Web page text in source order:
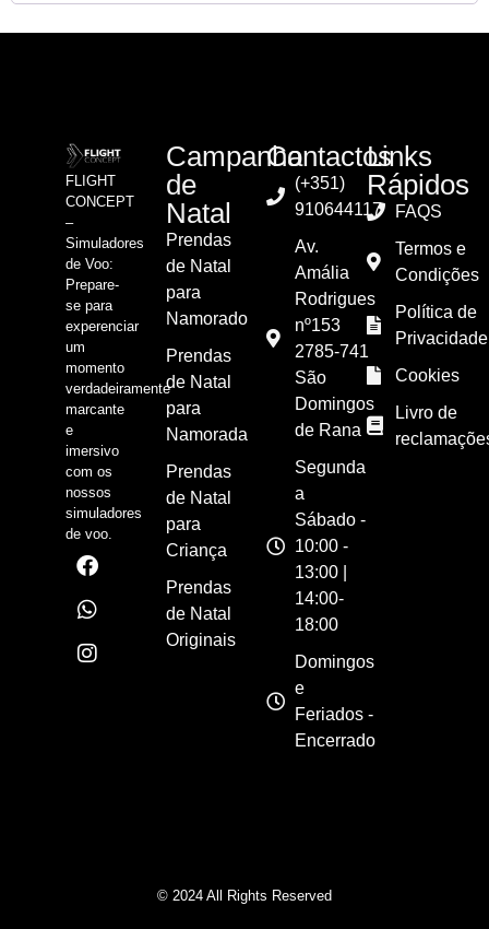
FLIGHT
CONCEPT
–
Simuladores
de Voo:
Prepare-
se para
experenciar
um
momento
verdadeiramente
marcante
e
imersivo
com os
nossos
simuladores
de voo.
Campanha
de
Natal
Prendas
de Natal
para
Namorado
Prendas
de Natal
para
Namorada
Prendas
de Natal
para
Criança
Prendas
de Natal
Originais
Contactos
(+351)
910644117
Av.
Amália
Rodrigues
nº153
2785-741
São
Domingos
de Rana
Segunda
a
Sábado -
10:00 -
13:00 |
14:00-
18:00
Domingos
e
Feriados -
Encerrado
Links
Rápidos
FAQS
Termos e
Condições
Política de
Privacidade
Cookies
Livro de
© 2024 All Rights Reserved